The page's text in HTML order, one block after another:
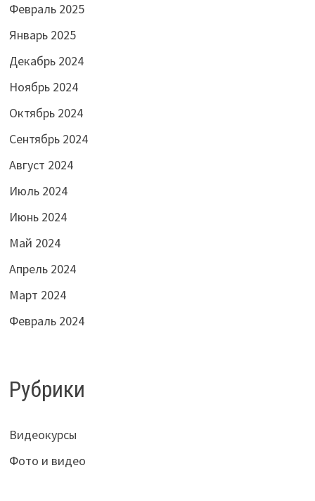
Февраль 2025
Январь 2025
Декабрь 2024
Ноябрь 2024
Октябрь 2024
Сентябрь 2024
Август 2024
Июль 2024
Июнь 2024
Май 2024
Апрель 2024
Март 2024
Февраль 2024
Рубрики
Видеокурсы
Фото и видео